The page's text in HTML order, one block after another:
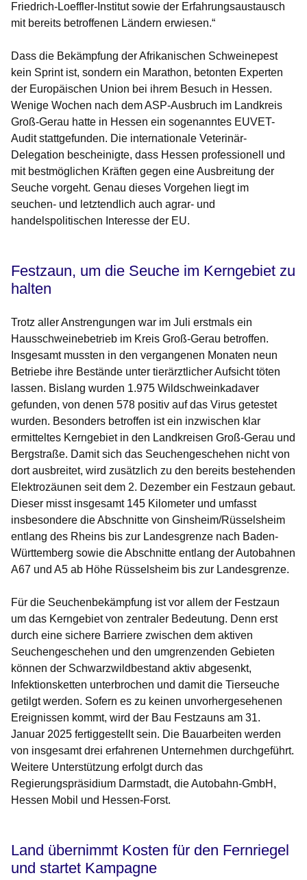
Friedrich-Loeffler-Institut sowie der Erfahrungsaustausch
mit bereits betroffenen Ländern erwiesen.“
Dass die Bekämpfung der Afrikanischen Schweinepest
kein Sprint ist, sondern ein Marathon, betonten Experten
der Europäischen Union bei ihrem Besuch in Hessen.
Wenige Wochen nach dem ASP-Ausbruch im Landkreis
Groß-Gerau hatte in Hessen ein sogenanntes EUVET-
Audit stattgefunden. Die internationale Veterinär-
Delegation bescheinigte, dass Hessen professionell und
mit bestmöglichen Kräften gegen eine Ausbreitung der
Seuche vorgeht. Genau dieses Vorgehen liegt im
seuchen- und letztendlich auch agrar- und
handelspolitischen Interesse der EU.
Festzaun, um die Seuche im Kerngebiet zu
halten
Trotz aller Anstrengungen war im Juli erstmals ein
Hausschweinebetrieb im Kreis Groß-Gerau betroffen.
Insgesamt mussten in den vergangenen Monaten neun
Betriebe ihre Bestände unter tierärztlicher Aufsicht töten
lassen. Bislang wurden 1.975 Wildschweinkadaver
gefunden, von denen 578 positiv auf das Virus getestet
wurden. Besonders betroffen ist ein inzwischen klar
ermitteltes Kerngebiet in den Landkreisen Groß-Gerau und
Bergstraße. Damit sich das Seuchengeschehen nicht von
dort ausbreitet, wird zusätzlich zu den bereits bestehenden
Elektrozäunen seit dem 2. Dezember ein Festzaun gebaut.
Dieser misst insgesamt 145 Kilometer und umfasst
insbesondere die Abschnitte von Ginsheim/Rüsselsheim
entlang des Rheins bis zur Landesgrenze nach Baden-
Württemberg sowie die Abschnitte entlang der Autobahnen
A67 und A5 ab Höhe Rüsselsheim bis zur Landesgrenze.
Für die Seuchenbekämpfung ist vor allem der Festzaun
um das Kerngebiet von zentraler Bedeutung. Denn erst
durch eine sichere Barriere zwischen dem aktiven
Seuchengeschehen und den umgrenzenden Gebieten
können der Schwarzwildbestand aktiv abgesenkt,
Infektionsketten unterbrochen und damit die Tierseuche
getilgt werden. Sofern es zu keinen unvorhergesehenen
Ereignissen kommt, wird der Bau Festzauns am 31.
Januar 2025 fertiggestellt sein. Die Bauarbeiten werden
von insgesamt drei erfahrenen Unternehmen durchgeführt.
Weitere Unterstützung erfolgt durch das
Regierungspräsidium Darmstadt, die Autobahn-GmbH,
Hessen Mobil und Hessen-Forst.
Land übernimmt Kosten für den Fernriegel
und startet Kampagne